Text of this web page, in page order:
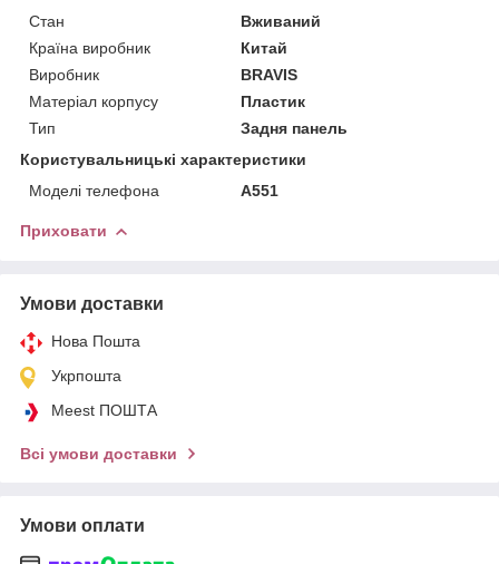
Стан
Вживаний
Країна виробник
Китай
Виробник
BRAVIS
Матеріал корпусу
Пластик
Тип
Задня панель
Користувальницькі характеристики
Моделі телефона
A551
Приховати
Умови доставки
Нова Пошта
Укрпошта
Meest ПОШТА
Всі умови доставки
Умови оплати